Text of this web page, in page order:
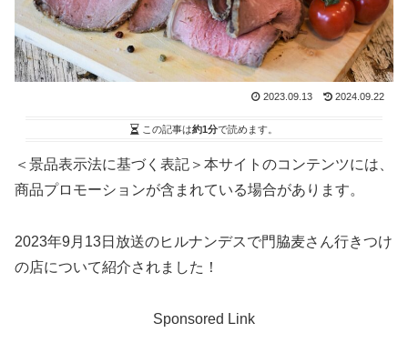
2023.09.13 2024.09.22
この記事は約1分で読めます。
＜景品表示法に基づく表記＞本サイトのコンテンツには、
商品プロモーションが含まれている場合があります。
2023年9月13日放送のヒルナンデスで門脇麦さん行きつけ
の店について紹介されました！
Sponsored Link